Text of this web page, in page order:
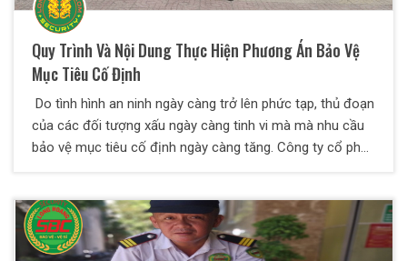
Quy Trình Và Nội Dung Thực Hiện Phương Án Bảo Vệ
Mục Tiêu Cố Định
Do tình hình an ninh ngày càng trở lên phức tạp, thủ đoạn
của các đối tượng xấu ngày càng tinh vi mà mà nhu cầu
bảo vệ mục tiêu cố định ngày càng tăng. Công ty cổ phần